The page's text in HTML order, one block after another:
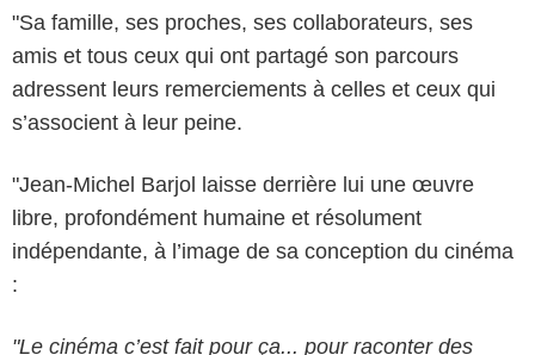
"Sa famille, ses proches, ses collaborateurs, ses
amis et tous ceux qui ont partagé son parcours
adressent leurs remerciements à celles et ceux qui
s’associent à leur peine.
"Jean-Michel Barjol laisse derrière lui une œuvre
libre, profondément humaine et résolument
indépendante, à l’image de sa conception du cinéma
:
"Le cinéma c’est fait pour ça... pour raconter des